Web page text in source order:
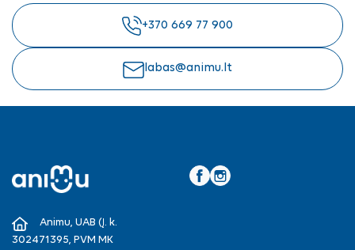
+370 669 77 900
labas@animu.lt
Animu, UAB (Į. k.
302471395, PVM MK